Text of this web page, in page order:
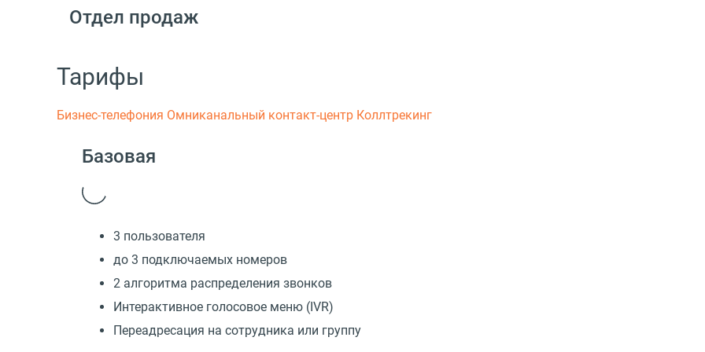
Отдел продаж
Тарифы
Бизнес-телефония Омниканальный контакт-центр Коллтрекинг
Базовая
3 пользователя
до 3 подключаемых номеров
2 алгоритма распределения звонков
Интерактивное голосовое меню (IVR)
Переадресация на сотрудника или группу